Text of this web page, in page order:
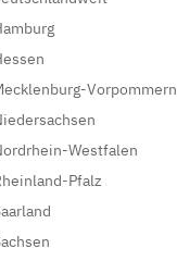
Vorpommern
Westfalen
Pfalz